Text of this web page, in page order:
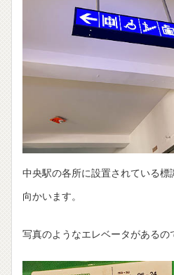
中央駅の各所に設置されている
向かいます。
写真のようなエレベータがあるの